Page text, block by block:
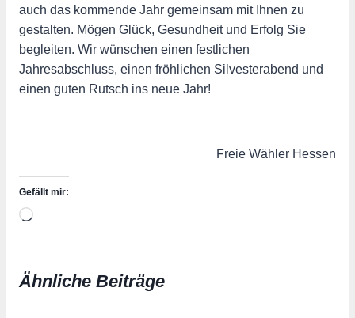
auch das kommende Jahr gemeinsam mit Ihnen zu
gestalten. Mögen Glück, Gesundheit und Erfolg Sie
begleiten. Wir wünschen einen festlichen
Jahresabschluss, einen fröhlichen Silvesterabend und
einen guten Rutsch ins neue Jahr!
Freie Wähler Hessen
Gefällt mir:
Wird
Ähnliche Beiträge